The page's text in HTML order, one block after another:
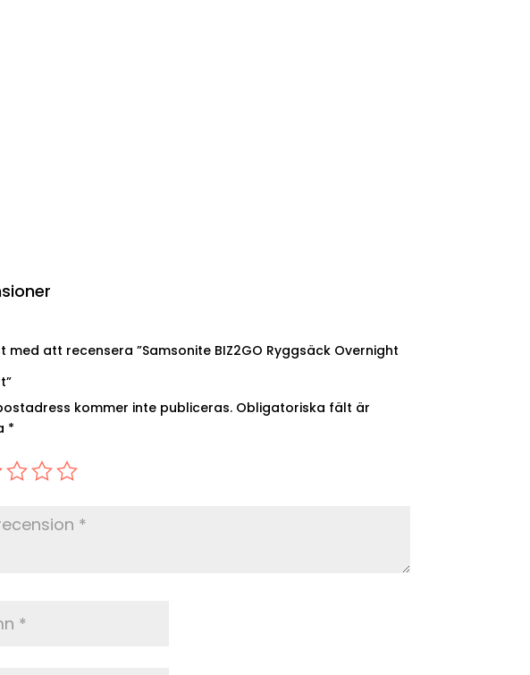
med att recensera ”Samsonite BIZ2GO Ryggsäck Overnight
kommer inte publiceras. Obligatoriska fält är
*